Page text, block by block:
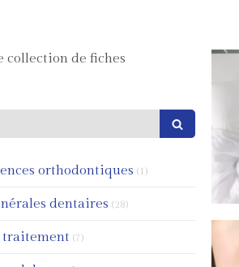
collection de fiches
orthodontiques (1)Articles Count
dentaires (28)Articles Count
traitement (7)Articles Count